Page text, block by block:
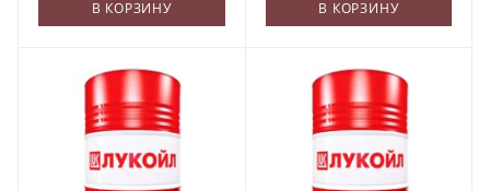
В КОРЗИНУ В КОРЗИНУ